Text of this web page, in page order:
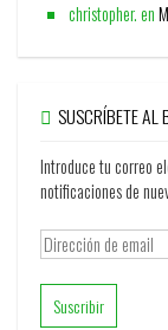
christopher.en
SUSCRÍBETE AL
Introduce tu correo
notificaciones de
Dirección
de
email